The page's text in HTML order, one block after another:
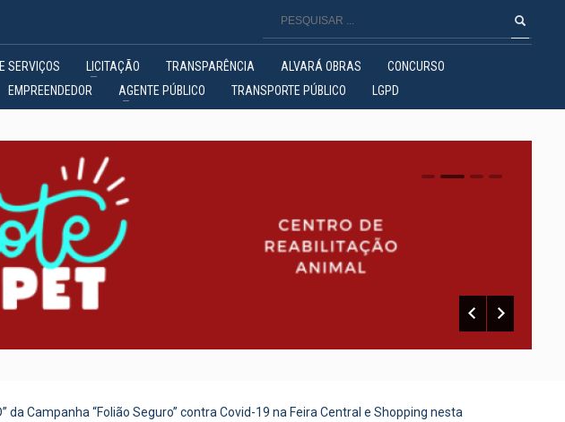
SERVIÇOS LICITAÇÃO TRANSPARÊNCIA ALVARÁ OBRAS
CONCURSO
EMPREENDEDOR AGENTE PÚBLICO TRANSPORTE PÚBLICO LGPD
0 1 2
da Campanha “Folião Seguro” contra Covid-19 na Feira Central e Shopping nesta